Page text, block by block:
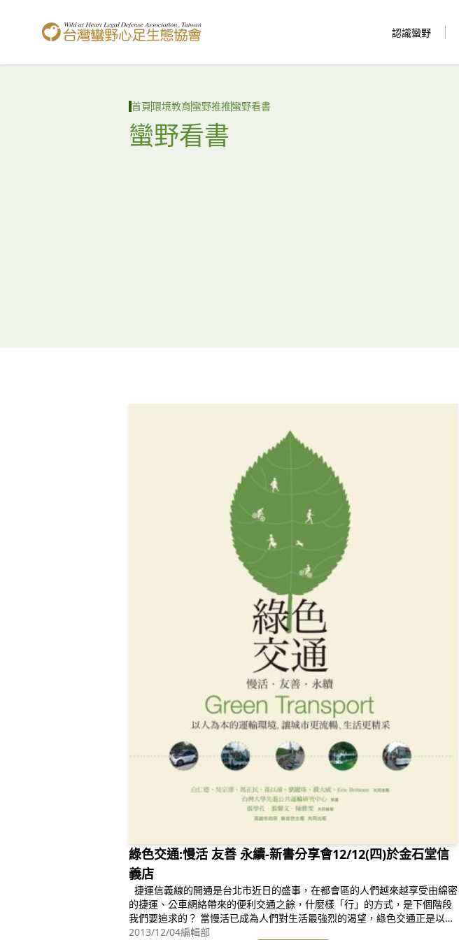
台灣蠻野心足生態協會
認識蠻野
首頁環境教育蠻野推推蠻野看書
蠻野看書
綠色交通:慢活 友善 永續-新書分享會12/12(四)於金石堂信
義店
的捷運、公車網絡帶來的便利交通之餘，什麼樣「行」的方式，是下個階段
我們要追求的？ 當慢活已成為人們對生活最強烈的渴望，綠色交通正是以此
對人、對環境最友善的態度，它是一種健康生活風格的建立，更是時代的潮
2013/12/04編輯部